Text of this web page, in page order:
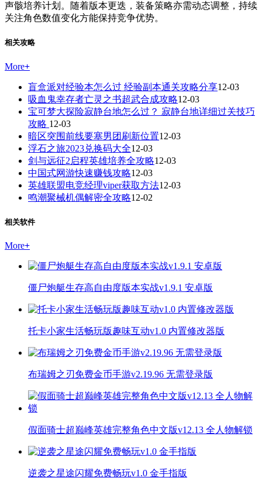
声骸培养计划。随着版本更迭，装备策略亦需动态调整，持续
关注角色数值变化方能保持竞争优势。
相关攻略
More+
盲盒派对经验本怎么过 经验副本通关攻略分享12-03
吸血鬼幸存者亡灵之书超武合成攻略12-03
宝可梦大探险寂静台地怎么过？ 寂静台地详细过关技巧
攻略 12-03
暗区突围前线要塞男团刷新位置12-03
浮石之旅2023兑换码大全12-03
剑与远征2启程英雄培养全攻略12-03
中国式网游快速赚钱攻略12-03
英雄联盟电竞经理viper获取方法12-03
鸣潮聚械机偶解密全攻略12-02
相关软件
More+
僵尸炮艇生存高自由度版本实战v1.9.1 安卓版
托卡小家生活畅玩版趣味互动v1.0 内置修改器版
布瑞姆之刃免费金币手游v2.19.96 无需登录版
假面骑士超巅峰英雄完整角色中文版v12.13 全人物解锁
逆袭之星途闪耀免费畅玩v1.0 金手指版